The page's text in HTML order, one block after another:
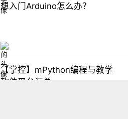
想入门Arduino怎么办？
【掌控】mPython编程与教学
软件平台汇总